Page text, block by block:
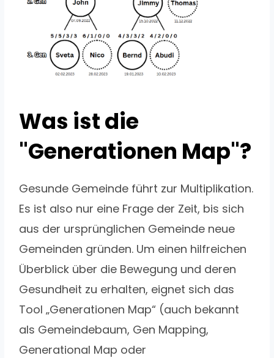
Was ist die
"Generationen Map"?
Gesunde Gemeinde führt zur Multiplikation.
Es ist also nur eine Frage der Zeit, bis sich
aus der ursprünglichen Gemeinde neue
Gemeinden gründen. Um einen hilfreichen
Überblick über die Bewegung und deren
Gesundheit zu erhalten, eignet sich das
Tool „Generationen Map“ (auch bekannt
als Gemeindebaum, Gen Mapping,
Generational Map oder